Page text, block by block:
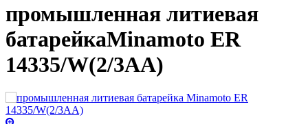
промышленная литиевая
батарейкаMinamoto ER
14335/W(2/3AA)